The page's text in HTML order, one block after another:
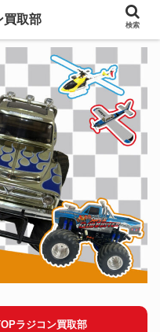
ラジコン買取部
買取部 検索